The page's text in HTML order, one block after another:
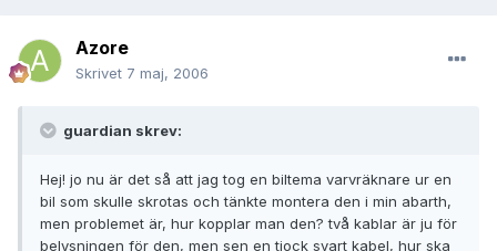
Azore
Skrivet 7 maj, 2006
guardian skrev:
Hej! jo nu är det så att jag tog en biltema varvräknare ur en
bil som skulle skrotas och tänkte montera den i min abarth,
men problemet är, hur kopplar man den? två kablar är ju för
belysningen för den, men sen en tjock svart kabel, hur ska